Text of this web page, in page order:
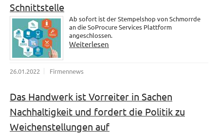
Schnittstelle
Ab sofort ist der Stempelshop von Schmorrde
an die SoProcure Services Plattform
angeschlossen.
Weiterlesen
26.01.2022 Firmennews
Das Handwerk ist Vorreiter in Sachen
Nachhaltigkeit und fordert die Politik zu
Weichenstellungen auf